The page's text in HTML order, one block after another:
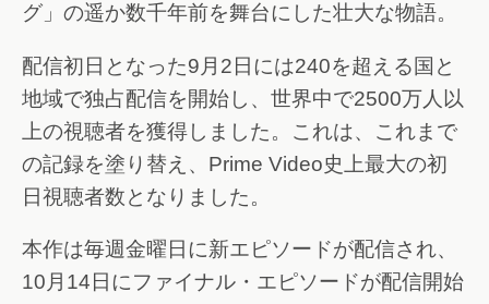
グ」の遥か数千年前を舞台にした壮大な物語。
配信初日となった9月2日には240を超える国と
地域で独占配信を開始し、世界中で2500万人以
上の視聴者を獲得しました。これは、これまで
の記録を塗り替え、Prime Video史上最大の初
日視聴者数となりました。
本作は毎週金曜日に新エピソードが配信され、
10月14日にファイナル・エピソードが配信開始